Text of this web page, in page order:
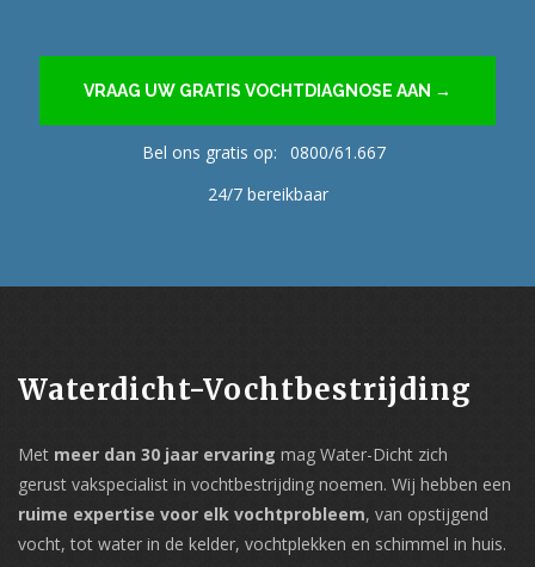
VRAAG UW GRATIS VOCHTDIAGNOSE AAN →
Bel ons gratis op:
0800/61.667
24/7 bereikbaar
Waterdicht-Vochtbestrijding
Met meer dan 30 jaar ervaring mag Water-Dicht zich
gerust vakspecialist in vochtbestrijding noemen. Wij hebben een
ruime expertise voor elk vochtprobleem, van opstijgend
vocht, tot water in de kelder, vochtplekken en schimmel in huis.